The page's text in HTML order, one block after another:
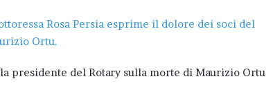
Rosa Persia esprime il dolore dei soci del
Ortu.
presidente del Rotary sulla morte di Maurizio Ortu